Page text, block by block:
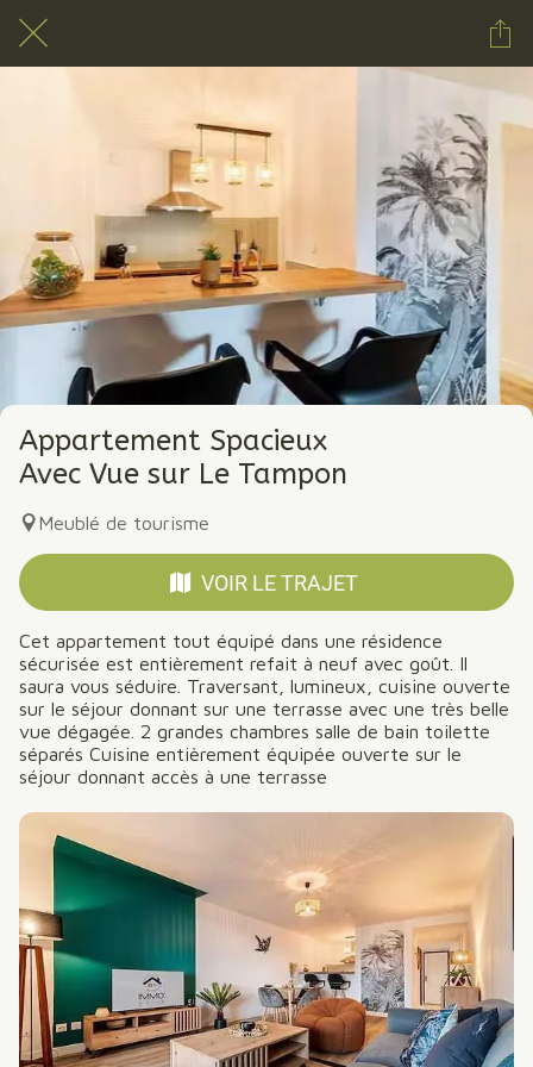
Appartement Spacieux
Avec Vue sur Le Tampon
Meublé de tourisme
VOIR LE TRAJET
Cet appartement tout équipé dans une résidence
sécurisée est entièrement refait à neuf avec goût. Il
saura vous séduire. Traversant, lumineux, cuisine ouverte
sur le séjour donnant sur une terrasse avec une très belle
vue dégagée. 2 grandes chambres salle de bain toilette
séparés Cuisine entièrement équipée ouverte sur le
séjour donnant accès à une terrasse